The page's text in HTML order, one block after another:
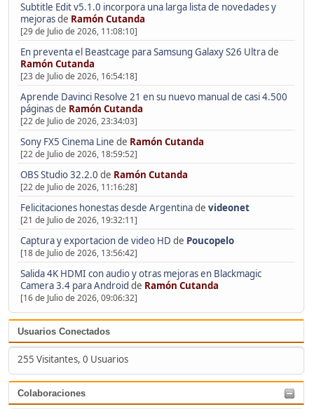
Subtitle Edit v5.1.0 incorpora una larga lista de novedades y
mejorasde Ramón Cutanda
[29 de Julio de 2026, 11:08:10]
En preventa el Beastcage para Samsung Galaxy S26 Ultrade
Ramón Cutanda
[23 de Julio de 2026, 16:54:18]
Aprende Davinci Resolve 21 en su nuevo manual de casi 4.500
páginasde Ramón Cutanda
[22 de Julio de 2026, 23:34:03]
Sony FX5 Cinema Line de Ramón Cutanda
[22 de Julio de 2026, 18:59:52]
OBS Studio 32.2.0 de Ramón Cutanda
[22 de Julio de 2026, 11:16:28]
Felicitaciones honestas desde Argentinade videonet
[21 de Julio de 2026, 19:32:11]
Captura y exportacion de video HD de Poucopelo
[18 de Julio de 2026, 13:56:42]
Salida 4K HDMI con audio y otras mejoras en Blackmagic
Camera 3.4 para Android de Ramón Cutanda
[16 de Julio de 2026, 09:06:32]
Usuarios Conectados
255 Visitantes, 0 Usuarios
Colaboraciones